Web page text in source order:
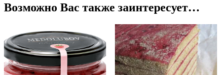
Возможно Вас также заинтересует…